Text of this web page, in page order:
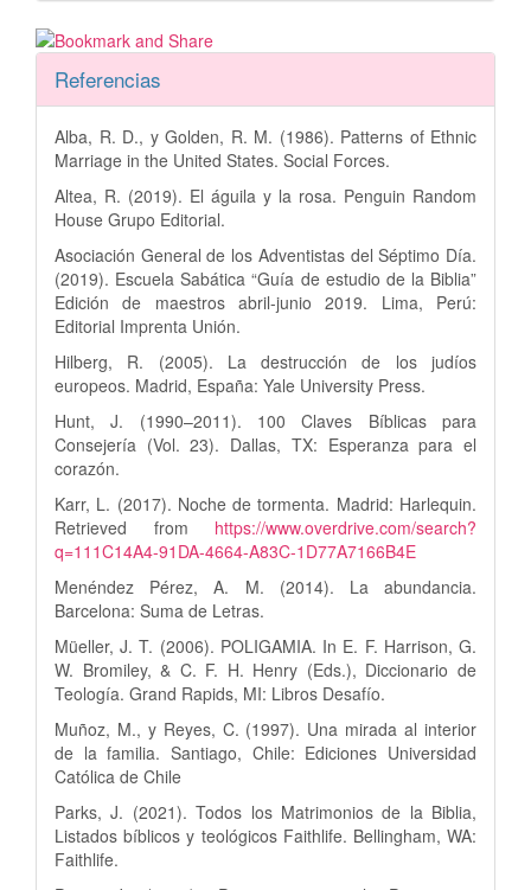
Referencias
Alba, R. D., y Golden, R. M. (1986). Patterns of Ethnic
Marriage in the United States. Social Forces.
Altea, R. (2019). El águila y la rosa. Penguin Random
House Grupo Editorial.
Asociación General de los Adventistas del Séptimo Día.
(2019). Escuela Sabática “Guía de estudio de la Biblia”
Edición de maestros abril-junio 2019. Lima, Perú:
Editorial Imprenta Unión.
Hilberg, R. (2005). La destrucción de los judíos
europeos. Madrid, España: Yale University Press.
Hunt, J. (1990–2011). 100 Claves Bíblicas para
Consejería (Vol. 23). Dallas, TX: Esperanza para el
corazón.
Karr, L. (2017). Noche de tormenta. Madrid: Harlequin.
Retrieved from https://www.overdrive.com/search?
q=111C14A4-91DA-4664-A83C-1D77A7166B4E
Menéndez Pérez, A. M. (2014). La abundancia.
Barcelona: Suma de Letras.
Müeller, J. T. (2006). POLIGAMIA. In E. F. Harrison, G.
W. Bromiley, & C. F. H. Henry (Eds.), Diccionario de
Teología. Grand Rapids, MI: Libros Desafío.
Muñoz, M., y Reyes, C. (1997). Una mirada al interior
de la familia. Santiago, Chile: Ediciones Universidad
Católica de Chile
Parks, J. (2021). Todos los Matrimonios de la Biblia,
Listados bíblicos y teológicos Faithlife. Bellingham, WA:
Faithlife.